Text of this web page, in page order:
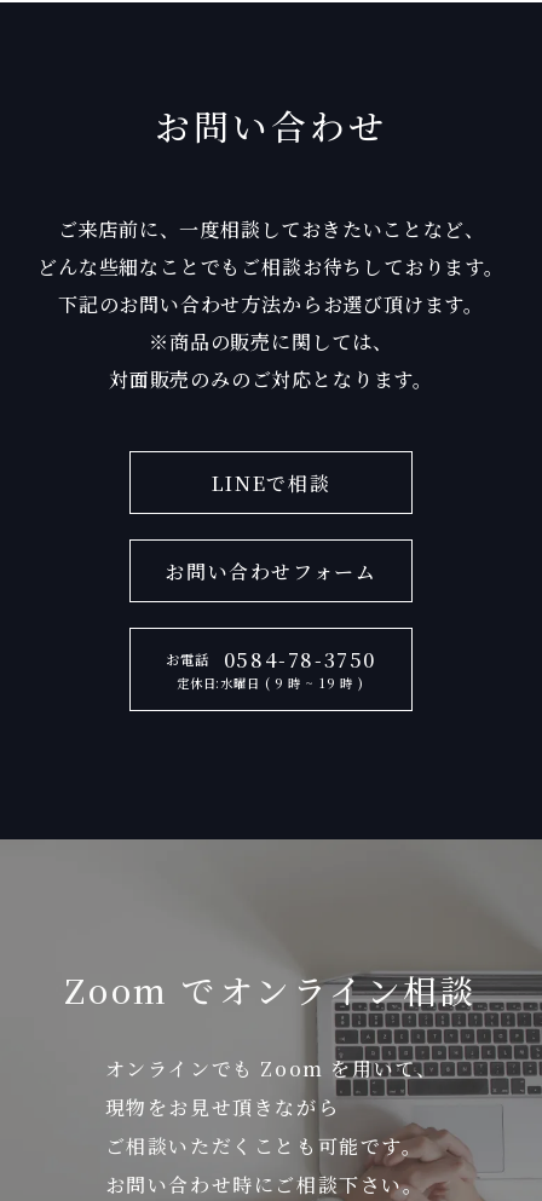
お問い合わせ
ご来店前に、一度相談しておきたいことなど、
どんな些細なことでもご相談お待ちしております。
下記のお問い合わせ方法からお選び頂けます。
※商品の販売に関しては、
対面販売のみのご対応となります。
LINEで相談
お問い合わせフォーム
お電話 0584-78-3750
定休日:水曜日 ( 9 時 ~ 19 時 )
Zoom でオンライン相談
オンラインでも Zoom を用いて、
現物をお見せ頂きながら
ご相談いただくことも可能です。
お問い合わせ時にご相談下さい。